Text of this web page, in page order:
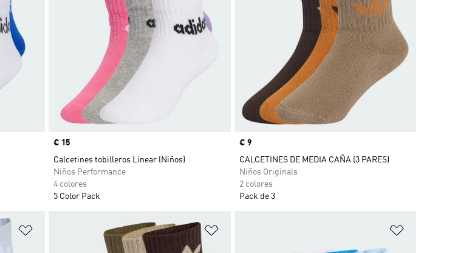
Precio
€ 15
Calcetines tobilleros Linear (Niños)
Niños Performance
4 colores
5 Color Pack
Precio
€ 9
CALCETINES DE MEDIA CAÑA (3 PARES)
Niños Originals
2 colores
Pack de 3
Añadir a la lista de deseos